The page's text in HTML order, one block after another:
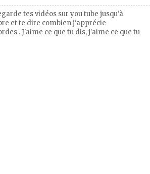
tes vidéos sur you tube jusqu'à
et te dire combien j'apprécie
. J'aime ce que tu dis, j'aime ce que tu